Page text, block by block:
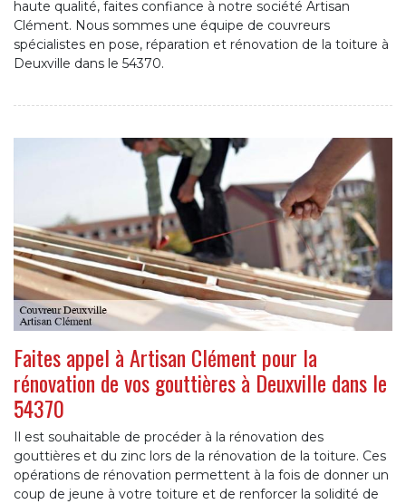
haute qualité, faites confiance à notre société Artisan
Clément. Nous sommes une équipe de couvreurs
spécialistes en pose, réparation et rénovation de la toiture à
Deuxville dans le 54370.
Faites appel à Artisan Clément pour la
rénovation de vos gouttières à Deuxville dans le
54370
Il est souhaitable de procéder à la rénovation des
gouttières et du zinc lors de la rénovation de la toiture. Ces
opérations de rénovation permettent à la fois de donner un
coup de jeune à votre toiture et de renforcer la solidité de